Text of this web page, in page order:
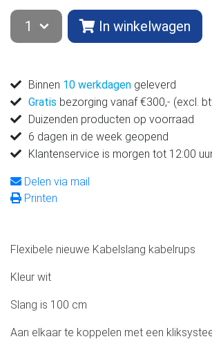
In winkelwagen
Binnen 10 werkdagen geleverd
Gratis bezorging vanaf €300,- (excl.
Duizenden producten op voorraad
6 dagen in de week geopend
Klantenservice is morgen tot 12:00
Delen via mail
Printen
Flexibele nieuwe Kabelslang kabelrups
Kleur wit
Slang is 100 cm
Aan elkaar te koppelen met een